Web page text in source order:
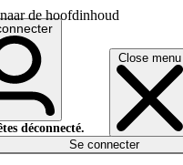
de hoofdinhoud
Close menu
déconnecté.
Se connecter